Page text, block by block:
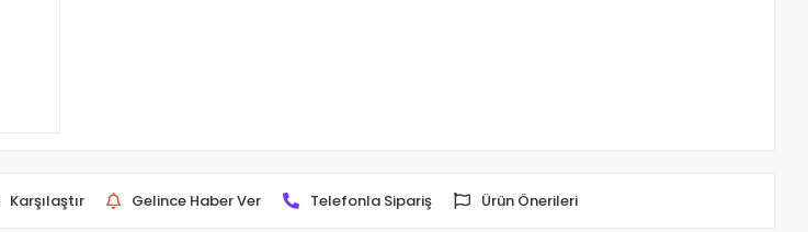
Karşılaştır Gelince Haber Ver Telefonla Sipariş Ürün Önerileri